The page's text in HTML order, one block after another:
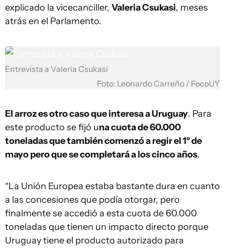
explicado la vicecanciller, Valeria Csukasi, meses
atrás en el Parlamento.
Entrevista a Valeria Csukasi
Foto: Leonardo Carreño / FocoUY
El arroz es otro caso que interesa a Uruguay. Para
este producto se fijó una cuota de 60.000
toneladas que también comenzó a regir el 1º de
mayo pero que se completará a los cinco años.
“La Unión Europea estaba bastante dura en cuanto
a las concesiones que podía otorgar, pero
finalmente se accedió a esta cuota de 60.000
toneladas que tienen un impacto directo porque
Uruguay tiene el producto autorizado para